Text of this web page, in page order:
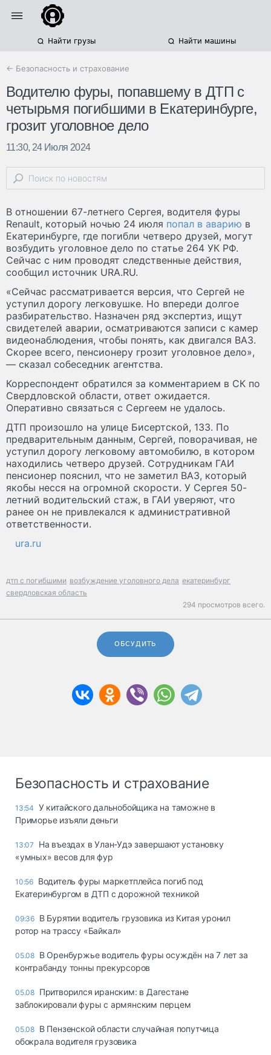
Найти грузы Найти машины
← Безопасность и страхование
Водителю фуры, попавшему в ДТП с
четырьмя погибшими в Екатеринбурге,
грозит уголовное дело
11:30, 24 Июля 2024
В отношении 67-летнего Сергея, водителя фуры
Renault, который ночью 24 июля попал в аварию в
Екатеринбурге, где погибли четверо друзей, могут
возбудить уголовное дело по статье 264 УК РФ.
Сейчас с ним проводят следственные действия,
сообщил источник URA.RU.
«Сейчас рассматривается версия, что Сергей не
уступил дорогу легковушке. Но впереди долгое
разбирательство. Назначен ряд экспертиз, ищут
свидетелей аварии, осматриваются записи с камер
видеонаблюдения, чтобы понять, как двигался ВАЗ.
Скорее всего, пенсионеру грозит уголовное дело»,
— сказал собеседник агентства.
Корреспондент обратился за комментарием в СК по
Свердловской области, ответ ожидается.
Оперативно связаться с Сергеем не удалось.
ДТП произошло на улице Бисертской, 133. По
предварительным данным, Сергей, поворачивая, не
уступил дорогу легковому автомобилю, в котором
находились четверо друзей. Сотрудникам ГАИ
пенсионер пояснил, что не заметил ВАЗ, который
якобы несся на огромной скорости. У Сергея 50-
летний водительский стаж, в ГАИ уверяют, что
ранее он не привлекался к административной
ответственности.
ura.ru
дтп с погибшими возбуждение уголовного дела екатеринбург
свердловская область
294 просмотров всего.
ОБСУДИТЬ
Безопасность и страхование
13:54 У китайского дальнобойщика на таможне в
Приморье изъяли деньги
13:07
Ha въeздax в Улaн-Удэ зaвepшaют ycтaнoвкy
«yмныx» вecoв для фyp
10:56 Водитель фуры маркетплейса погиб под
Екатеринбургом в ДТП с дорожной техникой
09:36 В Бурятии водитель грузовика из Китая уронил
ротор на трассу «Байкал»
05.08 В Оренбуржье водитель фуры осуждён на 7 лет за
контрабанду тонны прекурсоров
05.08 Притворился иранским: в Дагестане
заблокировали фуры с армянским перцем
05.08 В Пензенской области случайная попутчица
обокрала водителя грузовика